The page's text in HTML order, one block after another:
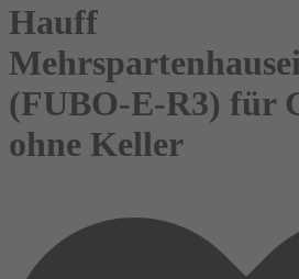
Hauff
(FUBO-E-R3) für
ohne Keller